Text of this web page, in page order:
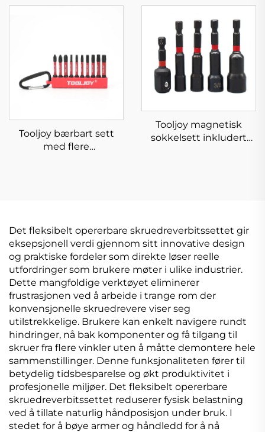
påvirkningsskruetråkbits
Tooljoy bærbart sett
med flere
Tooljoy magnetisk
sokkelsett inkludert
Det fleksibelt opererbare skruedreverbitssettet gir
eksepsjonell verdi gjennom sitt innovative design
og praktiske fordeler som direkte løser reelle
utfordringer som brukere møter i ulike industrier.
Dette mangfoldige verktøyet eliminerer
frustrasjonen ved å arbeide i trange rom der
konvensjonelle skruedrevere viser seg
utilstrekkelige. Brukere kan enkelt navigere rundt
hindringer, nå bak komponenter og få tilgang til
skruer fra flere vinkler uten å måtte demontere hele
sammenstillinger. Denne funksjonaliteten fører til
betydelig tidsbesparelse og økt produktivitet i
profesjonelle miljøer. Det fleksibelt opererbare
skruedreverbitssettet reduserer fysisk belastning
ved å tillate naturlig håndposisjon under bruk. I
stedet for å bøye armer og håndledd for å nå